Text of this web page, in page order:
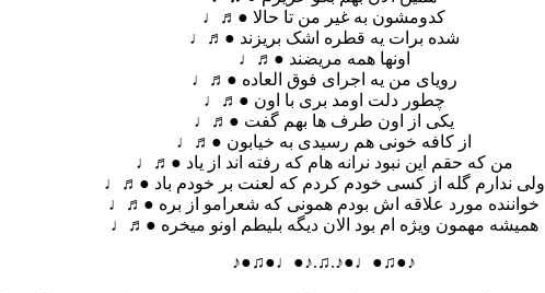
کدومشون به غیر من تا حالا ●♬♩
شده برات یه قطره اشک بریزند ●♬♩
اونها همه مریضند ●♬♩
رویای من یه اجرای فوق العاده ●♬♩
چطور دلت اومد بری با اون ●♬♩
یکی از اون طرف ها بهم گفت ●♬♩
از کافه خونی هم رسیدی به خیابون ●♬♩
من که حقم این نبود نرانه هام که رفته اند از یاد ●♬♩
ولی ندارم گله از کسی خودم کردم که لعنت بر خودم باد ●♬♩
خواننده مورد علاقه اش بودم همونی که شعرامو از بره ●♬♩
همیشه مهمون ویژه ام بود الان دیگه بلیطم اونو میخره ●♬♩
♪●♫●♩●♪.♫.♪●♩●♫●♪